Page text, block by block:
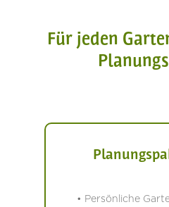
Für jeden
• Persönliche